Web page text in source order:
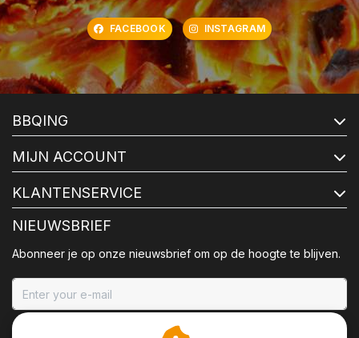
FACEBOOK INSTAGRAM
BBQING
MIJN ACCOUNT
KLANTENSERVICE
NIEUWSBRIEF
Abonneer je op onze nieuwsbrief om op de hoogte te blijven.